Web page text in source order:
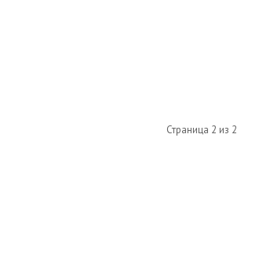
Страница 2 из 2